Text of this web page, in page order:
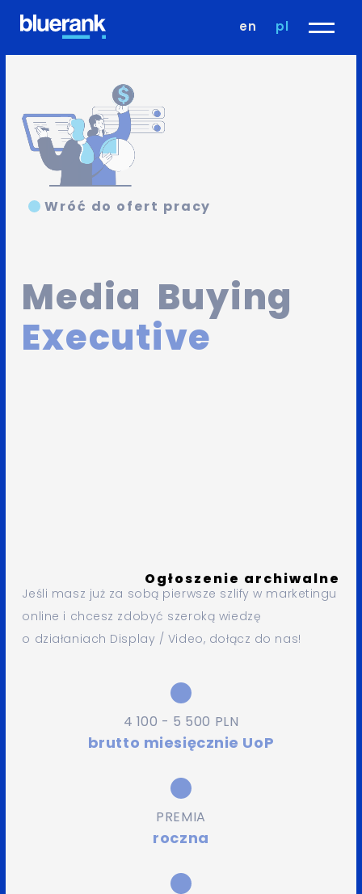
en pl
Ogłoszenie archiwalne
Wróć do ofert pracy
Media Buying
Executive
Jeśli masz już za sobą pierwsze szlify w marketingu
online i chcesz zdobyć szeroką wiedzę
o działaniach Display / Video, dołącz do nas!
4 100 - 5 500 PLN
brutto miesięcznie UoP
PREMIA
roczna